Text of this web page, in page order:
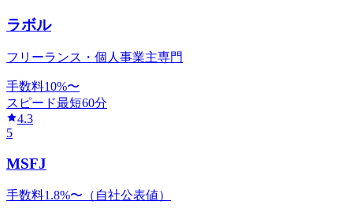
ラボル
フリーランス・個人事業主専門
手数料10%〜
スピード最短60分
4.3
5
MSFJ
手数料1.8%〜（自社公表値）